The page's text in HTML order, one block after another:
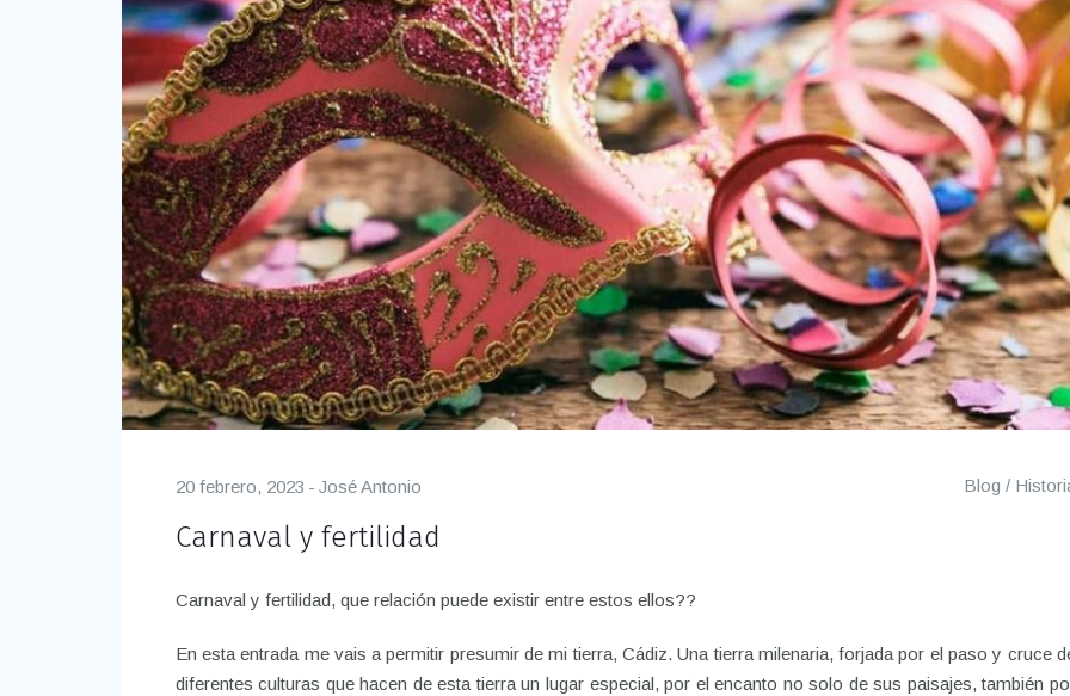
Blog /
20 febrero, 2023 José Antonio
Carnaval y fertilidad
Carnaval y fertilidad, que relación puede existir entre estos ellos??
En esta entrada me vais a permitir presumir de mi tierra, Cádiz. Una tierra milenaria, forjada por el paso y cruce
diferentes culturas que hacen de esta tierra un lugar especial, por el encanto no solo de sus paisajes, también